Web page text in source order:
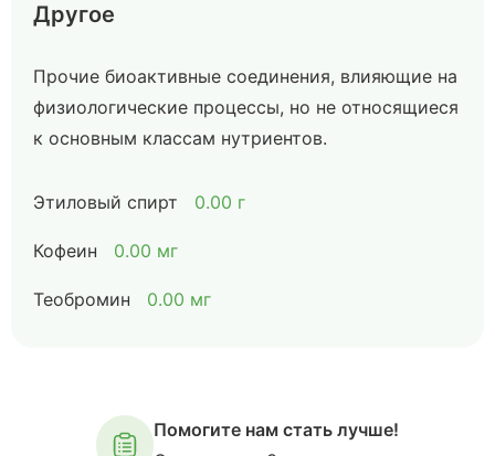
Другое
Прочие биоактивные соединения, влияющие на
физиологические процессы, но не относящиеся
к основным классам нутриентов.
Этиловый спирт 0.00 г
Кофеин 0.00 мг
Теобромин 0.00 мг
Помогите нам стать лучше!